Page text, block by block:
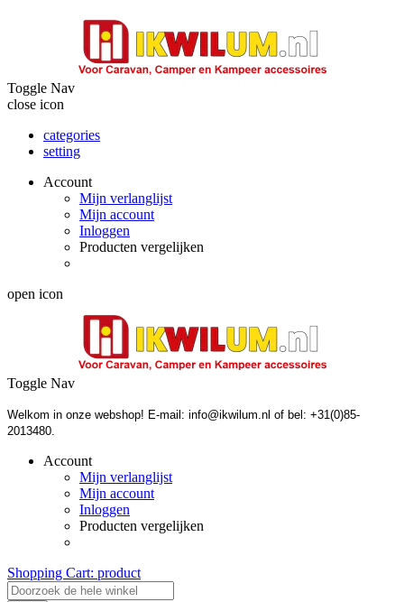
Toggle Nav
close icon
categories
setting
Account
Mijn verlanglijst
Mijn account
Inloggen
Producten vergelijken
open icon
Toggle Nav
Welkom in onze webshop! E-mail: info@ikwilum.nl of bel: +31(0)85-
2013480.
Account
Mijn verlanglijst
Mijn account
Inloggen
Producten vergelijken
Shopping Cart: product